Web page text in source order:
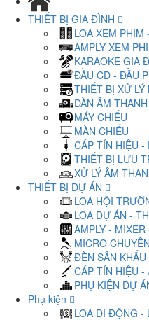
THIẾT BỊ GIA ĐÌNH
LOA XEM PHIM
AMPLY XEM
KARAOKE GIA
ĐẦU CD - ĐẦU
THIẾT BỊ XỬ LÝ
DÀN ÂM
MÁY CHIẾU
MÀN CHIẾU
CÁP TÍN HIỆU -
THIẾT BỊ LƯU
XỬ LÝ ÂM
THIẾT BỊ DỰ ÁN
LOA HỘI
LOA DỰ ÁN -
AMPLY -
MICRO
ĐÈN SÂN KHẤU
CÁP TÍN HIỆU -
PHỤ KIỆN DỰ
Phụ kiện
LOA DI ĐỘNG -